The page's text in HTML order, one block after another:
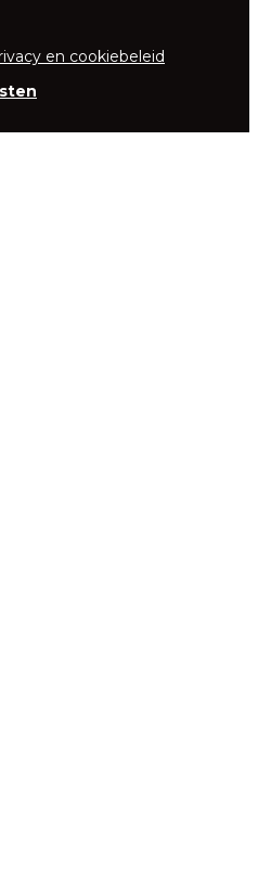
en cookiebeleid